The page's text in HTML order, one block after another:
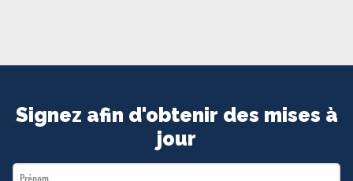
BOUTIQUE
Signez afin d'obtenir des mises à
jour
First